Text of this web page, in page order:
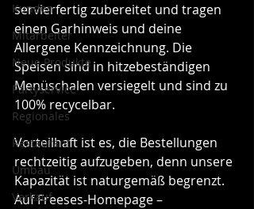
Kunden
Mitarbeiter
Neue Produkte
Partyservice
Regionales
Restaurant
Umbau
Verkauf
servierfertig zubereitet und tragen
einen Garhinweis und deine
Allergene Kennzeichnung. Die
Speisen sind in hitzebeständigen
Menüschalen versiegelt und sind zu
100% recycelbar.
Vorteilhaft ist es, die Bestellungen
rechtzeitig aufzugeben, denn unsere
Kapazität ist naturgemäß begrenzt.
Auf Freeses-Homepage –